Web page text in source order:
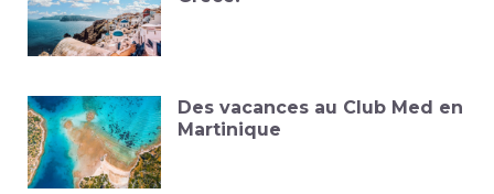
Des vacances au Club Med en
Martinique